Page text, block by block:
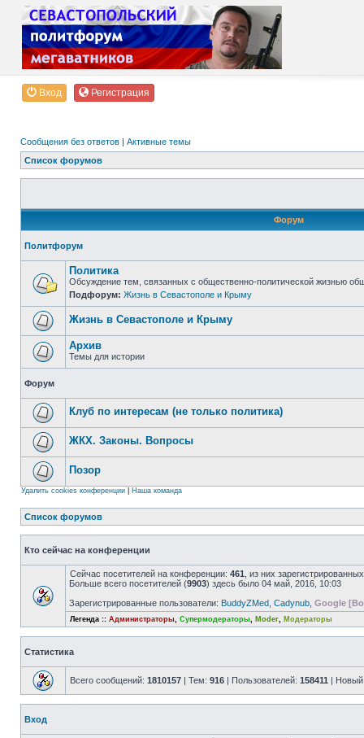
Вход Регистрация
Сообщения без ответов | Активные темы
Список форумов
Форум
Политфорум
Политика
Обсуждение тем, связанных с общественно-политической жизнью
Подфорум: Жизнь в Севастополе и Крыму
Жизнь в Севастополе и Крыму
Архив
Темы для истории
Форум
Клуб по интересам (не только политика)
ЖКХ. Законы. Вопросы
Позор
Удалить cookies конференции Наша команда
Список форумов
Кто сейчас на конференции
Сейчас посетителей на конференции: 461 , из них
Больше всего посетителей (9903) здесь было 04 май, 2016, 10:03
Зарегистрированные пользователи: BuddyZMed Cadynub Google
Легенда :: Администраторы, Супермодераторы, Moder, Модераторы
Статистика
Всего сообщений: 1810157 | Тем: 916 | Пользователей: 158411 | Новый
Вход